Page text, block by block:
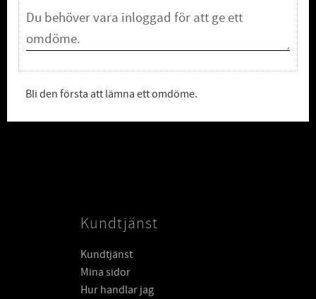
Bli den första att lämna ett omdöme.
Kundtjänst
Kundtjänst
Mina sidor
Hur handlar jag